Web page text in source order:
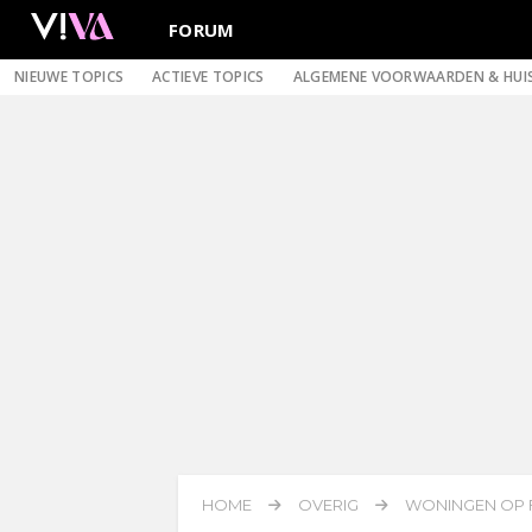
FORUM
NIEUWE TOPICS ACTIEVE TOPICS ALGEMENE VOORWAARDEN &
HOME OVERIG WONINGEN OP